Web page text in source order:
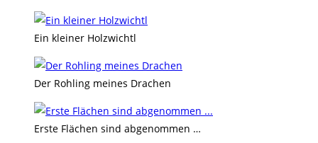
Ein kleiner Holzwichtl
Der Rohling meines Drachen
Erste Flächen sind abgenommen …